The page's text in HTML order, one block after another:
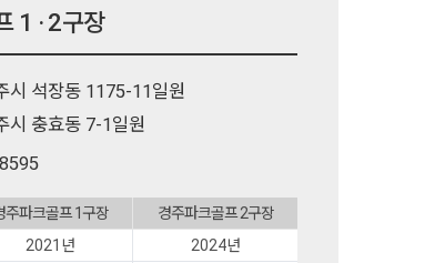
1 · 2구장
시 석장동 1175-11일원
시 충효동 7-1일원
주파크골프 1구장
경주파크골프 2구장
2021년
2024년